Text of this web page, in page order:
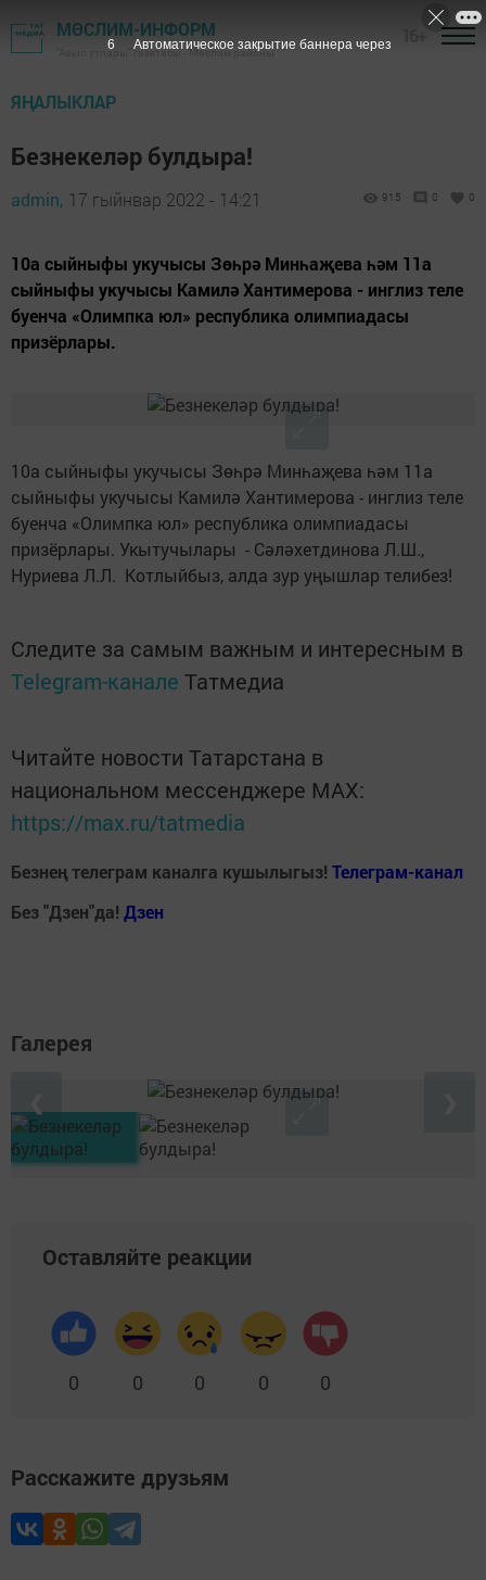
МӨСЛИМ-ИНФОРМ
"Авыл утлары" газетасы - Мөслим районы
ЯҢАЛЫКЛАР
Безнекеләр булдыра!
admin, 17 гыйнвар 2022 - 14:21 915 0 0
10а сыйныфы укучысы Зөһрә Минһаҗева һәм 11а
сыйныфы укучысы Камилә Хантимерова - инглиз теле ​
буенча «Олимпка юл» республика олимпиадасы​
призёрлары.
10а сыйныфы укучысы Зөһрә Минһаҗева һәм 11а
сыйныфы укучысы Камилә Хантимерова - инглиз теле ​
буенча «Олимпка юл» республика олимпиадасы​
призёрлары. Укытучылары ​ - Сәләхетдинова Л.Ш.,
Нуриева Л.Л. ​ Котлыйбыз, алда зур уңышлар телибез!
Следите за самым важным и интересным в
Telegram-канале Татмедиа
Читайте новости Татарстана в
национальном мессенджере MАХ:
https://max.ru/tatmedia
Безнең телеграм каналга кушылыгыз! Телеграм-канал
Без "Дзен"да! Дзен
Галерея
Оставляйте реакции
0 0 0 0 0
Расскажите друзьям
6 Автоматическое закрытие баннера через